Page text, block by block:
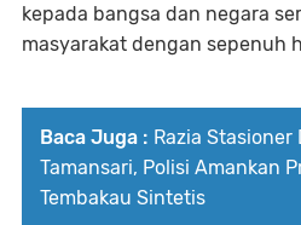
kepada bangsa dan negara
masyarakat dengan sepenuh
Baca Juga : Razia Stasioner
Tamansari, Polisi Amankan
Tembakau Sintetis